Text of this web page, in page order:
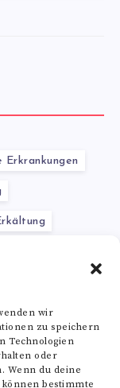
wir
zu speichern
Technologien
oder
Wenn du deine
bestimmte
Erkrankungen